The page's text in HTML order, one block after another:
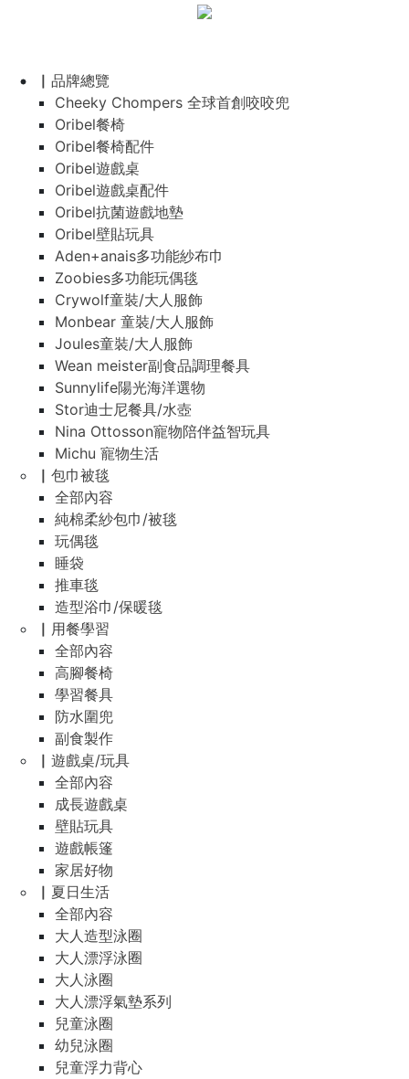
▏品牌總覽
Cheeky Chompers 全球首創咬咬兜
Oribel餐椅
Oribel餐椅配件
Oribel遊戲桌
Oribel遊戲桌配件
Oribel抗菌遊戲地墊
Oribel壁貼玩具
Aden+anais多功能紗布巾
Zoobies多功能玩偶毯
Crywolf童裝/大人服飾
Monbear 童裝/大人服飾
Joules童裝/大人服飾
Wean meister副食品調理餐具
Sunnylife陽光海洋選物
Stor迪士尼餐具/水壺
Nina Ottosson寵物陪伴益智玩具
Michu 寵物生活
▏包巾被毯
全部內容
純棉柔紗包巾/被毯
玩偶毯
睡袋
推車毯
造型浴巾/保暖毯
▏用餐學習
全部內容
高腳餐椅
學習餐具
防水圍兜
副食製作
▏遊戲桌/玩具
全部內容
成長遊戲桌
壁貼玩具
遊戲帳篷
家居好物
▏夏日生活
全部內容
大人造型泳圈
大人漂浮泳圈
大人泳圈
大人漂浮氣墊系列
兒童泳圈
幼兒泳圈
兒童浮力背心